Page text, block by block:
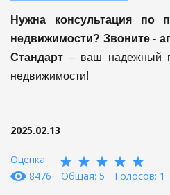
Нужна консультация по
недвижимости? Звоните -
Стандарт – ваш надежный
недвижимости!
2025.02.13
Оценка:
8476
Общая: 5 Голосов: 1